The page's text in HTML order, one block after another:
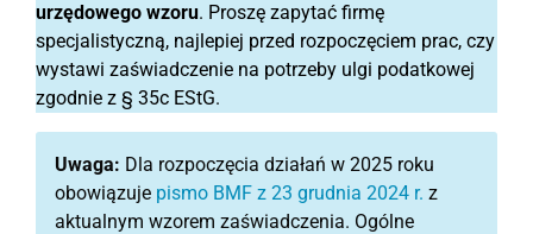
urzędowego wzoru. Proszę zapytać firmę
specjalistyczną, najlepiej przed rozpoczęciem prac, czy
wystawi zaświadczenie na potrzeby ulgi podatkowej
zgodnie z § 35c EStG.
Uwaga: Dla rozpoczęcia działań w 2025 roku
obowiązuje pismo BMF z 23 grudnia 2024 r. z
aktualnym wzorem zaświadczenia. Ogólne